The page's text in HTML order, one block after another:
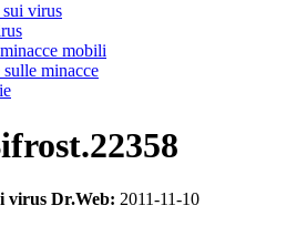
sui virus
mobili
minacce
virus Dr.Web: 2011-11-10